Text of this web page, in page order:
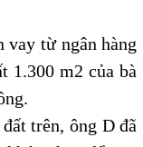
vay từ ngân hàng
1.300 m2 của bà
trên, ông D đã